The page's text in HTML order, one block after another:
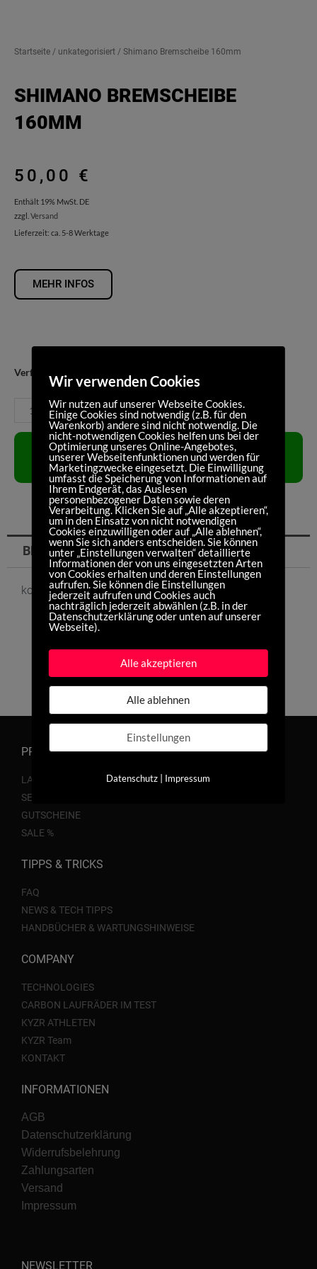
Startseite / unkategorisiert / Shimano Bremscheibe 160mm
SHIMANO BREMSCHEIBE
160MM
50,00 €
Enthält 19% MwSt. DE
zzgl. Versand
Lieferzeit: ca. 5-8 Werktage
MEHR INFOS
Verfügbarkeit:
Shimano
Bremscheibe
160mm
IN DEN
WARENKORB
BESCHREIBUNG
komplett montiert
PRODUKTE
LAUFRÄDER
SERVICE
GUTSCHEINE
SALE %
TIPPS & TRICKS
FAQ
NEWS & TECH TIPPS
HANDBÜCHER & WARTUNGSHINWEISE
COMPANY
TECHNOLOGIES
CARBON LAUFRÄDER IM TEST
KYZR ATHLETEN
KYZR Team
KONTAKT
INFORMATIONEN
AGB
Datenschutzerklärung
Widerrufsbelehrung
Zahlungsarten
Versand
Impressum
NEWSLETTER
Wir verwenden Cookies
Wir nutzen auf unserer Webseite Cookies.
Einige Cookies sind notwendig (z.B. für den
Warenkorb) andere sind nicht notwendig. Die
nicht-notwendigen Cookies helfen uns bei der
Optimierung unseres Online-Angebotes,
unserer Webseitenfunktionen und werden für
Marketingzwecke eingesetzt. Die Einwilligung
umfasst die Speicherung von Informationen auf
Ihrem Endgerät, das Auslesen
personenbezogener Daten sowie deren
Verarbeitung. Klicken Sie auf „Alle akzeptieren“,
um in den Einsatz von nicht notwendigen
Cookies einzuwilligen oder auf „Alle ablehnen“,
wenn Sie sich anders entscheiden. Sie können
unter „Einstellungen verwalten“ detaillierte
Informationen der von uns eingesetzten Arten
von Cookies erhalten und deren Einstellungen
aufrufen. Sie können die Einstellungen
jederzeit aufrufen und Cookies auch
nachträglich jederzeit abwählen (z.B. in der
Datenschutzerklärung oder unten auf unserer
Webseite).
Alle akzeptieren
Alle ablehnen
Einstellungen
Datenschutz | Impressum